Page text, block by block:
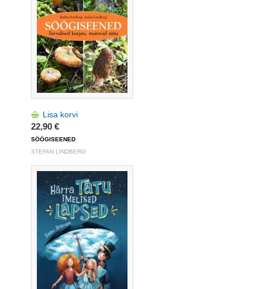
Lisa korvi
22,90 €
SÖÖGISEENED
STEFAN LINDBERG